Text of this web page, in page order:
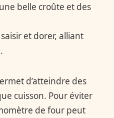
belle croûte et des
et dorer, alliant
d’atteindre des
cuisson. Pour éviter
de four peut